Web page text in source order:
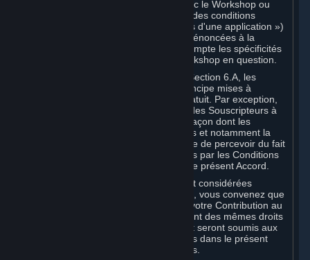
Certaines Applications compatibles avec le Workshop ou
pages Web Workshop peuvent inclure des conditions
spéciales (des « Conditions spécifiques d'une application »)
complétant ou modifiant les conditions énoncées à la
présente Section afin de prendre en compte les spécificités
de l’Application compatible avec le Workshop en question.
Conformément aux dispositions de la Section 6.A, les
Contributions au Workshop sont en principe mises à
disposition des Souscripteurs à titre gratuit. Par exception,
elles peuvent être mises à disposition des Souscripteurs à
titre payant. Dans cette hypothèse, la façon dont les
revenus générés peuvent être partagés et notamment la
rémunération que vous êtes susceptible de percevoir du fait
de cette mise à disposition sont définies par les Conditions
spécifiques de l’application et non par le présent Accord.
Les Contributions au Workshop sont considérées
comme des Souscriptions. À ce titre, vous convenez que
les Souscripteurs auprès desquels votre Contribution au
Workshop est distribuée bénéficieront des mêmes droits
d'utilisation de votre Contribution (et seront soumis aux
mêmes restrictions) que ceux définis dans le présent
Accord pour les autres Souscriptions.